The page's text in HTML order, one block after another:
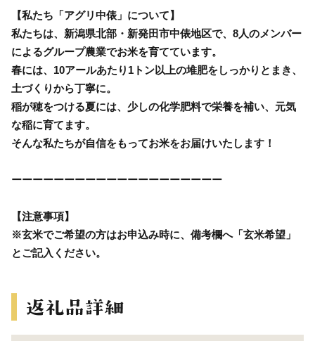
【私たち「アグリ中俵」について】
私たちは、新潟県北部・新発田市中俵地区で、8人のメンバー
によるグループ農業でお米を育てています。
春には、10アールあたり1トン以上の堆肥をしっかりとまき、
土づくりから丁寧に。
稲が穂をつける夏には、少しの化学肥料で栄養を補い、元気
な稲に育てます。
そんな私たちが自信をもってお米をお届けいたします！
ーーーーーーーーーーーーーーーーーーーー
【注意事項】
※玄米でご希望の方はお申込み時に、備考欄へ「玄米希望」
とご記入ください。